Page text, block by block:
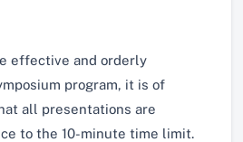
effective and orderly
program, it is of
all presentations are
to the 10-minute time limit.